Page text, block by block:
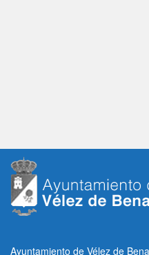
Ayuntamiento de Vélez de